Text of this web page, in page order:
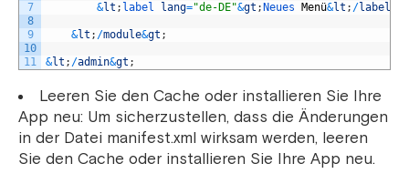
7
8
9
10
11
&lt ; label lang="de-DE"&gt ; Neues Menü&lt ; /label
&lt ; /module&gt ;
&lt ; /admin&gt ;
Leeren Sie den Cache oder installieren Sie Ihre
App neu: Um sicherzustellen, dass die Änderungen
in der Datei manifest.xml wirksam werden, leeren
Sie den Cache oder installieren Sie Ihre App neu.